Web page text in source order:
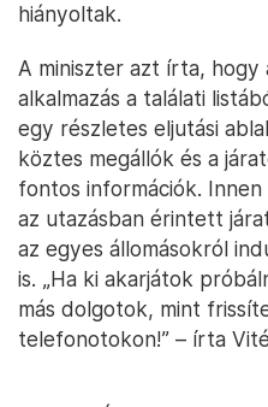
hiányoltak.
A miniszter azt írta, hogy
alkalmazás a találati
egy részletes eljutási
köztes megállók és a
fontos információk.
az utazásban érintett
az egyes állomásokról
is. „Ha ki akarjátok
más dolgotok, mint
telefonotokon!” – írta